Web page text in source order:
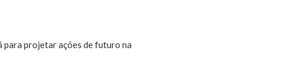
para projetar ações de futuro na